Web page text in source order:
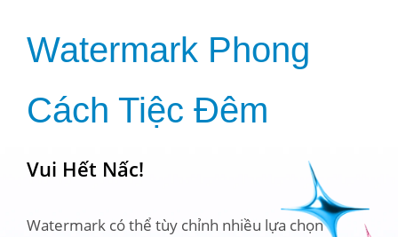
Watermark Phong
Cách Tiệc Đêm
Vui Hết Nấc!
Watermark có thể tùy chỉnh nhiều lựa chọn